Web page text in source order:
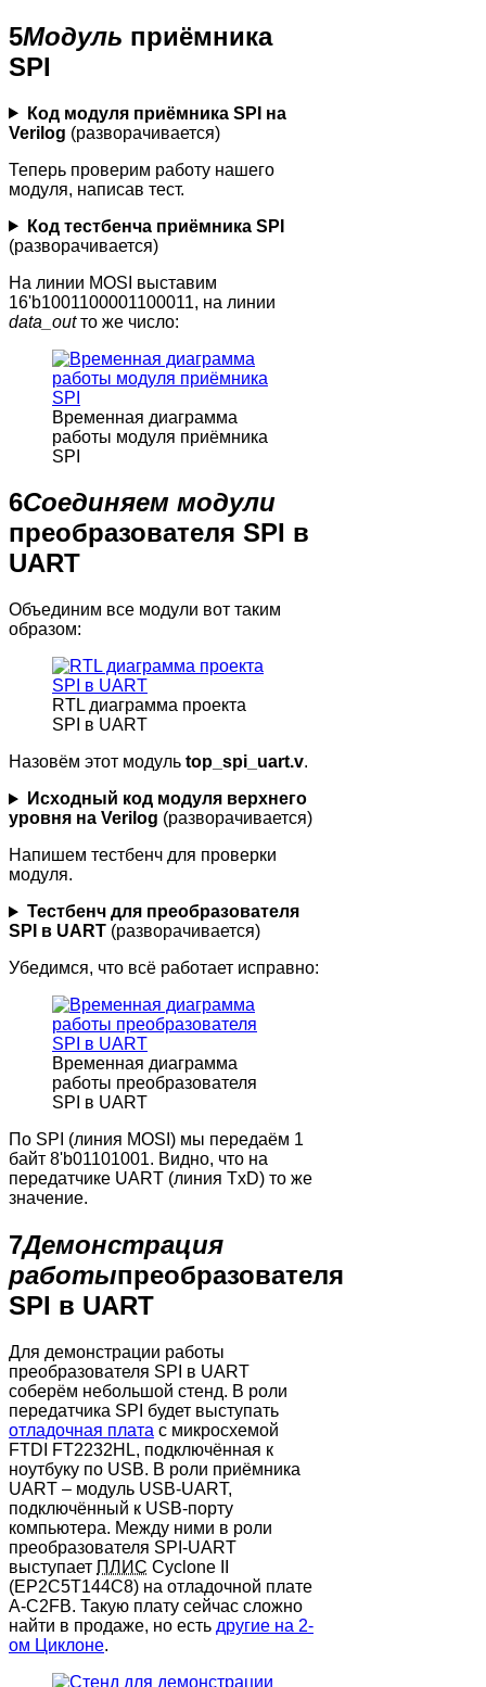
5Модуль приёмника
SPI
Код модуля приёмника SPI на
Verilog (разворачивается)
Теперь проверим работу нашего
модуля, написав тест.
Код тестбенча приёмника SPI
(разворачивается)
На линии MOSI выставим
16'b1001100001100011, на линии
data_outто же число:
Временная диаграмма
работы модуля приёмника
SPI
6Соединяем модули
преобразователя SPI в
UART
Объединим все модули вот таким
образом:
RTL диаграмма проекта
SPI в UART
Назовём этот модуль top_spi_uart.v.
Исходный код модуля верхнего
уровня на Verilog (разворачивается)
Напишем тестбенч для проверки
модуля.
Тестбенч для преобразователя
SPI в UART (разворачивается)
Убедимся, что всё работает исправно:
Временная диаграмма
работы преобразователя
SPI в UART
По SPI (линия MOSI) мы передаём 1
байт 8'b01101001. Видно, что на
передатчике UART (линия TxD) то же
значение.
7Демонстрация
работыпреобразователя
SPI в UART
Для демонстрации работы
преобразователя SPI в UART
соберём небольшой стенд. В роли
передатчика SPI будет выступать
отладочная плата с микросхемой
FTDI FT2232HL, подключённая к
ноутбуку по USB. В роли приёмника
UART – модуль USB-UART,
подключённый к USB-порту
компьютера. Между ними в роли
преобразователя SPI-UART
выступает ПЛИС Cyclone II
(EP2C5T144C8) на отладочной плате
A-C2FB. Такую плату сейчас сложно
найти в продаже, но есть другие на 2-
ом Циклоне.